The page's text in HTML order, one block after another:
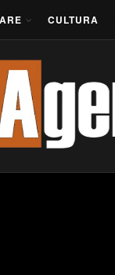
CULTURA